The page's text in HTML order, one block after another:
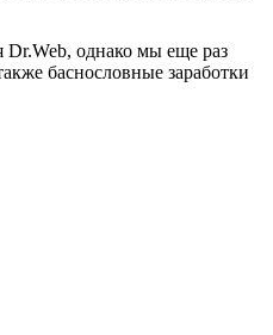
Dr.Web, однако мы еще раз
баснословные заработки